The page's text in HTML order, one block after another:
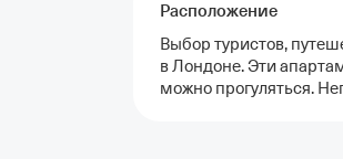
Расположение
Выбор туристов,
в Лондоне. Эти
можно прогуляться.